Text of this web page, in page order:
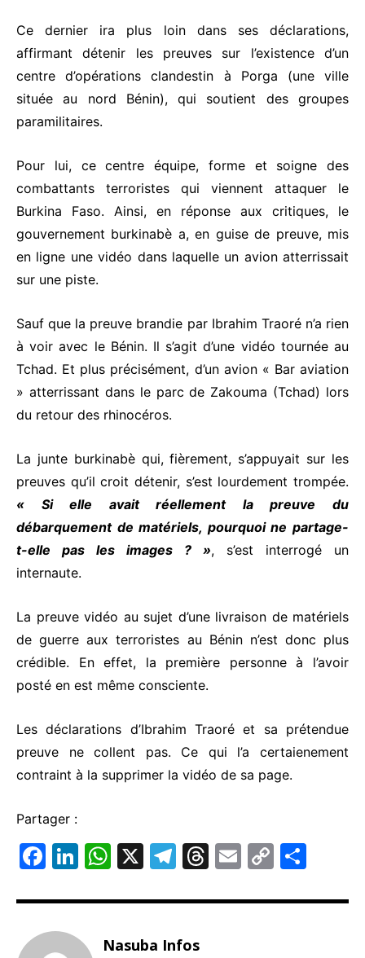
Ce dernier ira plus loin dans ses déclarations,
affirmant détenir les preuves sur l’existence d’un
centre d’opérations clandestin à Porga (une ville
située au nord Bénin), qui soutient des groupes
paramilitaires.
Pour lui, ce centre équipe, forme et soigne des
combattants terroristes qui viennent attaquer le
Burkina Faso. Ainsi, en réponse aux critiques, le
gouvernement burkinabè a, en guise de preuve, mis
en ligne une vidéo dans laquelle un avion atterrissait
sur une piste.
Sauf que la preuve brandie par Ibrahim Traoré n’a rien
à voir avec le Bénin. Il s’agit d’une vidéo tournée au
Tchad. Et plus précisément, d’un avion « Bar aviation
» atterrissant dans le parc de Zakouma (Tchad) lors
du retour des rhinocéros.
La junte burkinabè qui, fièrement, s’appuyait sur les
preuves qu’il croit détenir, s’est lourdement trompée.
« Si elle avait réellement la preuve du
débarquement de matériels, pourquoi ne partage-
t-elle pas les images ? », s’est interrogé un
internaute.
La preuve vidéo au sujet d’une livraison de matériels
de guerre aux terroristes au Bénin n’est donc plus
crédible. En effet, la première personne à l’avoir
posté en est même consciente.
Les déclarations d’Ibrahim Traoré et sa prétendue
preuve ne collent pas. Ce qui l’a certaienement
contraint à la supprimer la vidéo de sa page.
Partager :
F
c
e
Li
k
e
W
at
s
X
T
e
gr
T
e
E
ai
C
p ta
Nasuba Infos